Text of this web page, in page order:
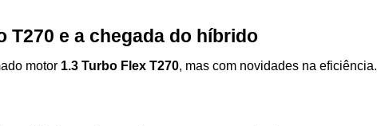
T270 e a chegada do híbrido
motor 1.3 Turbo Flex T270, mas com novidades na eficiência.